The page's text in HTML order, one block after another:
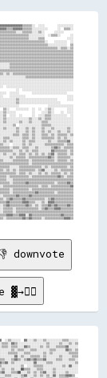
downvote
░░  ░░▒▒░░▒▒░░░░░░▒▒░░░░▓▓░░░░░░░░▒▒░░▒▒░░▒▒▒▒░░░░▒▒▒▒██▒▒░░░░▒▒░░▒▒░░▓▓▓▓▒▒░░░░▒▒░░░░░░░░▒▒▓▓▒▒░░░░░░░░░░░░░░░░▒▒
░░░░░░░░                ░░░░▒▒▓▓▒▒▓▓▒▒░░░░░░░░░░░░░░░░  ░░▒▒▓▓▒▒░░░░▒▒      ░░  ░░▒▒░░▒▒░░░░░░░░░░▒▒░░░░░░░░▒▒▒▒▓▓▒▒▓▓░░▒▒░░▒▒▒▒░░░░░░░░░░▒▒▒▒▒▒░░░░░░▒▒░░░░░░▒▒▒▒██▒▒░░░░░░░░▒▒▒▒░░▒▒▒▒▓▓░░
▓▓▒▒▓▓▒▒▒▒░░░░░░          ░░░░░░▓▓▓▓▓▓██░░░░░░    ░░░░  ░░░░░░░░░░░░▒▒░░░░░░░░    ░░▓▓▓▓▒▒░░░░░░░░░░▒▒░░░░░░▓▓░░▒▒░░░░▒▒░░░░░░░░░░▓▓░░░░░░░░░░▓▓░░▓▓▓▓▓▓▒▒░░▒▒▒▒▒▒▒▒░░░░░░▒▒░░▒▒░░▒▒▒▒░░░░░░
▓▓▒▒░░░░        ░░              ░░▒▒▒▒▓▓▓▓▒▒░░░░░░░░░░  ░░▒▒░░▒▒░░    ░░    ░░    ░░▒▒░░▒▒▒▒▒▒░░░░░░░░▒▒▒▒▒▒▒▒▒▒░░▒▒░░░░▒▒▒▒░░░░░░░░▒▒▒▒▓▓░░░░▒▒░░░░░░░░▒▒░░░░▓▓▒▒▒▒░░▒▒░░██░░▒▒░░▒▒▒▒░░░░██
▒▒▓▓▓▓▓▓░░░░░░░░░░░░    ░░            ░░▓▓▓▓██▒▒▒▒▒▒▒▒░░░░▒▒  ░░▒▒▒▒░░░░      ░░    ░░░░▒▒▒▒▒▒▒▒▒▒░░░░▒▒░░░░▒▒▒▒░░▓▓▒▒░░░░░░▒▒▓▓▒▒▒▒▒▒░░▒▒▒▒░░░░░░▒▒░░░░░░▒▒▒▒░░░░░░▓▓▒▒░░▒▒░░▓▓░░░░██▓▓░░▒▒
▒▒▓▓▒▒▒▒██▓▓▓▓▒▒░░░░░░░░░░░░    ░░    ░░░░░░▓▓▓▓░░░░      ░░░░░░░░██▒▒░░░░  ░░░░      ░░░░░░▓▓▒▒░░░░░░▒▒░░░░▒▒░░░░▒▒▒▒░░░░▒▒░░░░░░░░░░░░░░░░▓▓░░░░░░░░░░▒▒▓▓░░░░░░░░▒▒▒▒▒▒░░░░░░░░░░░░▒▒▒▒▒▒
▒▒▒▒▒▒▒▒██▓▓▓▓▒▒░░  ░░  ░░░░░░░░  ░░        ░░▓▓▓▓░░░░    ░░░░  ░░▒▒▓▓▒▒░░░░░░░░░░░░░░░░  ░░░░░░▒▒░░░░░░▓▓░░▒▒▒▒▒▒░░▒▒▒▒▒▒░░▓▓░░▒▒░░░░░░░░░░░░░░░░░░▒▒░░░░░░░░░░░░░░▒▒░░░░░░▒▒░░░░░░░░░░▒▒▒▒
▒▒▒▒▒▒▒▒▒▒▓▓▒▒▓▓▓▓░░░░░░░░░░░░    ░░        ░░  ░░▓▓▒▒░░░░░░░░░░░░▒▒▒▒██▒▒▒▒░░░░    ░░░░  ░░▒▒▒▒▒▒▒▒▒▒▓▓░░░░░░▒▒▓▓▒▒▒▒░░░░▒▒░░░░░░▒▒░░░░░░▒▒░░▒▒░░░░▓▓░░▒▒░░░░░░░░░░▒▒░░░░░░░░░░▒▒▒▒░░▒▒░░░░
▒▒▒▒▒▒▒▒▒▒░░░░▒▒▒▒▒▒██▓▓▒▒░░░░    ░░  ░░    ░░      ▓▓▒▒░░░░░░  ░░░░▒▒▒▒██▒▒░░░░░░    ░░    ░░░░░░▒▒▒▒░░▒▒▒▒▒▒▓▓▒▒░░▓▓░░░░░░▒▒▒▒▓▓░░░░░░░░▓▓▒▒░░░░▒▒▓▓░░▒▒░░░░▓▓▒▒▒▒░░░░▓▓░░░░▒▒░░░░░░▓▓▓▓▒▒
░░▓▓▒▒░░▒▒▓▓▒▒▓▓▓▓▒▒▓▓██▓▓▒▒░░░░    ░░░░    ░░░░    ░░  ▓▓▒▒░░    ░░░░░░▒▒▓▓▒▒░░░░░░░░░░░░  ░░░░▒▒░░░░░░░░░░▒▒▒▒▒▒░░░░▒▒░░░░░░▒▒▒▒▒▒░░▒▒░░░░▒▒▒▒▒▒▒▒▒▒▒▒▒▒░░▒▒░░░░░░░░░░░░░░▒▒░░░░░░░░░░▒▒░░
░░▒▒░░░░░░░░▒▒░░▒▒▓▓▒▒▒▒▓▓▓▓▓▓▒▒░░░░░░▒▒░░░░░░░░        ░░  ▒▒░░░░░░░░░░░░▒▒▓▓▒▒▒▒░░░░░░░░░░░░░░░░▒▒░░░░░░░░░░▒▒▒▒░░░░▒▒▒▒░░░░░░░░▒▒▒▒▒▒▓▓░░░░▒▒▒▒▒▒░░▒▒░░░░░░░░▒▒░░░░░░▒▒░░░░▒▒░░░░░░░░░░▒▒
░░▒▒▒▒░░░░░░░░░░░░░░░░▒▒▓▓▒▒▓▓▓▓▓▓▒▒▒▒░░      ░░░░    ░░      ░░██▓▓▓▓▒▒░░░░▓▓██▒▒░░░░░░    ░░░░░░██▒▒▒▒▓▓▒▒░░░░░░▒▒░░░░░░░░▓▓▒▒▒▒▒▒░░░░░░▒▒░░░░▒▒▒▒░░░░▓▓▒▒▒▒░░▓▓░░░░░░▒▒▒▒░░▒▒░░░░▓▓▒▒▒▒▒▒
▓▓░░░░██▓▓▓▓▒▒░░░░▒▒██░░▒▒▒▒▒▒▒▒▓▓▒▒▒▒░░░░░░  ░░▒▒░░░░░░          ░░▓▓▒▒░░░░░░░░██▓▓░░░░░░  ░░    ░░░░░░░░░░▒▒░░░░▒▒░░░░░░░░▒▒░░▓▓░░▒▒▒▒▒▒▒▒░░░░░░░░░░░░░░░░▒▒▒▒▓▓▒▒▓▓▓▓░░░░░░▒▒▒▒░░▒▒▒▒▒▒▒▒
▒▒▒▒▓▓▒▒░░▒▒▓▓░░░░░░▓▓▓▓▒▒▓▓▒▒░░▒▒▓▓▒▒▓▓▓▓▒▒░░░░░░░░░░░░░░          ▒▒░░▓▓▓▓░░░░░░▓▓▓▓▒▒░░░░░░    ░░░░▒▒░░░░▓▓▒▒░░▒▒▒▒░░▒▒░░░░░░░░░░░░░░░░░░░░▓▓░░░░▒▒░░░░▒▒░░░░▒▒▒▒░░░░▒▒░░